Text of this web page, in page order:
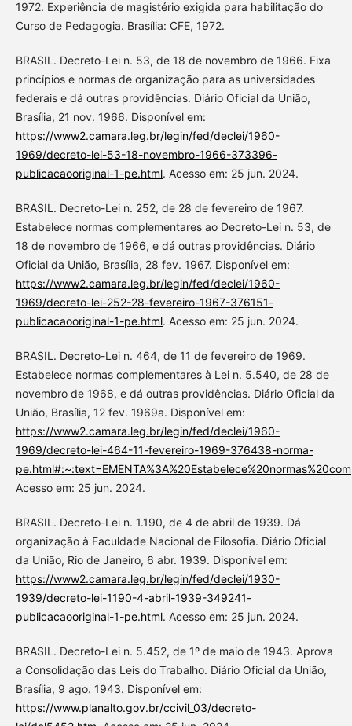
1972. Experiência de magistério exigida para habilitação do
Curso de Pedagogia. Brasília: CFE, 1972.
BRASIL. Decreto-Lei n. 53, de 18 de novembro de 1966. Fixa
princípios e normas de organização para as universidades
federais e dá outras providências. Diário Oficial da União,
Brasília, 21 nov. 1966. Disponível em:
https://www2.camara.leg.br/legin/fed/declei/1960-
1969/decreto-lei-53-18-novembro-1966-373396-
publicacaooriginal-1-pe.html. Acesso em: 25 jun. 2024.
BRASIL. Decreto-Lei n. 252, de 28 de fevereiro de 1967.
Estabelece normas complementares ao Decreto-Lei n. 53, de
18 de novembro de 1966, e dá outras providências. Diário
Oficial da União, Brasília, 28 fev. 1967. Disponível em:
https://www2.camara.leg.br/legin/fed/declei/1960-
1969/decreto-lei-252-28-fevereiro-1967-376151-
publicacaooriginal-1-pe.html. Acesso em: 25 jun. 2024.
BRASIL. Decreto-Lei n. 464, de 11 de fevereiro de 1969.
Estabelece normas complementares à Lei n. 5.540, de 28 de
novembro de 1968, e dá outras providências. Diário Oficial da
União, Brasília, 12 fev. 1969a. Disponível em:
https://www2.camara.leg.br/legin/fed/declei/1960-
1969/decreto-lei-464-11-fevereiro-1969-376438-norma-
Acesso em: 25 jun. 2024.
BRASIL. Decreto-Lei n. 1.190, de 4 de abril de 1939. Dá
organização à Faculdade Nacional de Filosofia. Diário Oficial
da União, Rio de Janeiro, 6 abr. 1939. Disponível em:
https://www2.camara.leg.br/legin/fed/declei/1930-
1939/decreto-lei-1190-4-abril-1939-349241-
publicacaooriginal-1-pe.html. Acesso em: 25 jun. 2024.
BRASIL. Decreto-Lei n. 5.452, de 1º de maio de 1943. Aprova
a Consolidação das Leis do Trabalho. Diário Oficial da União,
Brasília, 9 ago. 1943. Disponível em:
https://www.planalto.gov.br/ccivil_03/decreto-